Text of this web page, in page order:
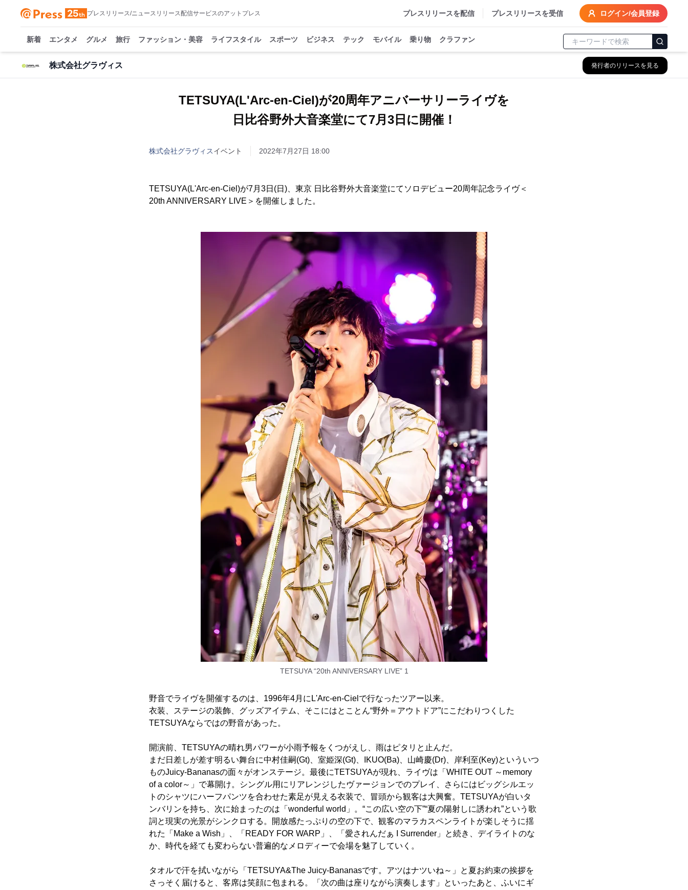
プレスリリース/ニュースリリース配信サービスのアットプレス プレスリリースを配信 プレスリリースを受信 ログイン/会員登録
新着 エンタメ グルメ 旅行 ファッション・美容 ライフスタイル スポーツ ビジネス テック モバイル 乗り物 クラファン
株式会社グラヴィス 発行者のリリースを見る
TETSUYA(L'Arc-en-Ciel)が20周年アニバーサリーライヴを
日比谷野外大音楽堂にて7月3日に開催！
株式会社グラヴィスイベント 2022年7月27日 18:00
TETSUYA(L'Arc-en-Ciel)が7月3日(日)、東京 日比谷野外大音楽堂にてソロデビュー20周年記念ライヴ＜
20th ANNIVERSARY LIVE＞を開催しました。
TETSUYA “20th ANNIVERSARY LIVE” 1
野音でライヴを開催するのは、1996年4月にL'Arc-en-Cielで行なったツアー以来。
衣装、ステージの装飾、グッズアイテム、そこにはとことん“野外＝アウトドア”にこだわりつくした
TETSUYAならではの野音があった。
開演前、TETSUYAの晴れ男パワーが小雨予報をくつがえし、雨はピタリと止んだ。
まだ日差しが差す明るい舞台に中村佳嗣(Gt)、室姫深(Gt)、IKUO(Ba)、山崎慶(Dr)、岸利至(Key)といういつ
ものJuicy-Bananasの面々がオンステージ。最後にTETSUYAが現れ、ライヴは「WHITE OUT ～memory
of a color～」で幕開け。シングル用にリアレンジしたヴァージョンでのプレイ、さらにはビッグシルエッ
トのシャツにハーフパンツを合わせた素足が見える衣装で、冒頭から観客は大興奮。TETSUYAが白いタ
ンバリンを持ち、次に始まったのは「wonderful world」。“この広い空の下”“夏の陽射しに誘われ”という歌
詞と現実の光景がシンクロする。開放感たっぷりの空の下で、観客のマラカスペンライトが楽しそうに揺
れた「Make a Wish」、「READY FOR WARP」、「愛されんだぁ I Surrender」と続き、デイライトのな
か、時代を経ても変わらない普遍的なメロディーで会場を魅了していく。
タオルで汗を拭いながら「TETSUYA&The Juicy-Bananasです。アツはナツいね～」と夏お約束の挨拶を
さっそく届けると、客席は笑顔に包まれる。「次の曲は座りながら演奏します」といったあと、ふいにギ